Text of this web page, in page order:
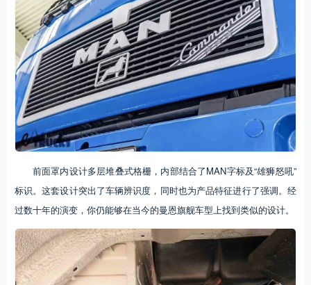
前面罩内设计多层堆叠式格栅，内部结合了MAN字标及“雄狮怒吼”
标识。这套设计突出了车辆辨识度，同时也为产品特征进行了强调。经
过数十年的演变，你仍能够在当今的曼恩旗舰车型上找到类似的设计。